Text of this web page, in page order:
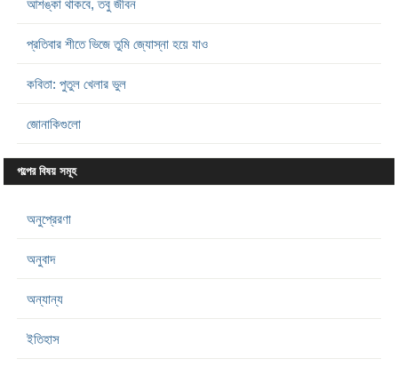
আশঙ্কা থাকবে, তবু জীবন
প্রতিবার শীতে ভিজে তুমি জ্যোস্না হয়ে যাও
কবিতা: পুতুল খেলার ভুল
জোনাকিগুলো
গল্পের বিষয় সমূহ
অনুপ্রেরণা
অনুবাদ
অন্যান্য
ইতিহাস